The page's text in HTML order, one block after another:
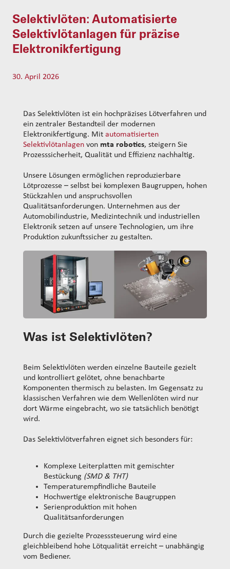
a
Selektivlöten: Automatisierte
Selektivlötanlagen für präzise
Elektronikfertigung
30. April 2026
Das Selektivlöten ist ein hochpräzises Lötverfahren und
ein zentraler Bestandteil der modernen
Elektronikfertigung. Mit automatisierten
Selektivlötanlagen von mta robotics, steigern Sie
Prozesssicherheit, Qualität und Effizienz nachhaltig.
Unsere Lösungen ermöglichen reproduzierbare
Lötprozesse – selbst bei komplexen Baugruppen, hohen
Stückzahlen und anspruchsvollen
Qualitätsanforderungen. Unternehmen aus der
Automobilindustrie, Medizintechnik und industriellen
Elektronik setzen auf unsere Technologien, um ihre
Produktion zukunftssicher zu gestalten.
Was ist Selektivlöten?
Beim Selektivlöten werden einzelne Bauteile gezielt
und kontrolliert gelötet, ohne benachbarte
Komponenten thermisch zu belasten. Im Gegensatz zu
klassischen Verfahren wie dem Wellenlöten wird nur
dort Wärme eingebracht, wo sie tatsächlich benötigt
wird.
Das Selektivlötverfahren eignet sich besonders für:
Komplexe Leiterplatten mit gemischter
Bestückung (SMD & THT)
Temperaturempfindliche Bauteile
Hochwertige elektronische Baugruppen
Serienproduktion mit hohen
Qualitätsanforderungen
Durch die gezielte Prozesssteuerung wird eine
gleichbleibend hohe Lötqualität erreicht – unabhängig
vom Bediener.